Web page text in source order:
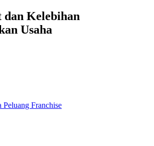
dan Kelebihan
Usaha